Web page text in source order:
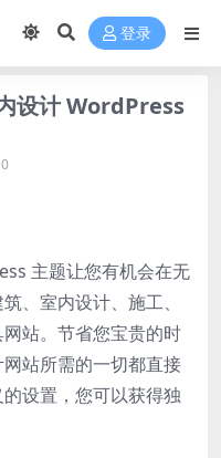
登录
设计 WordPress
0
主题让您有机会在无
、室内设计、施工、
站。节省您宝贵的时
站所需的一切都直接
设置，您可以获得独